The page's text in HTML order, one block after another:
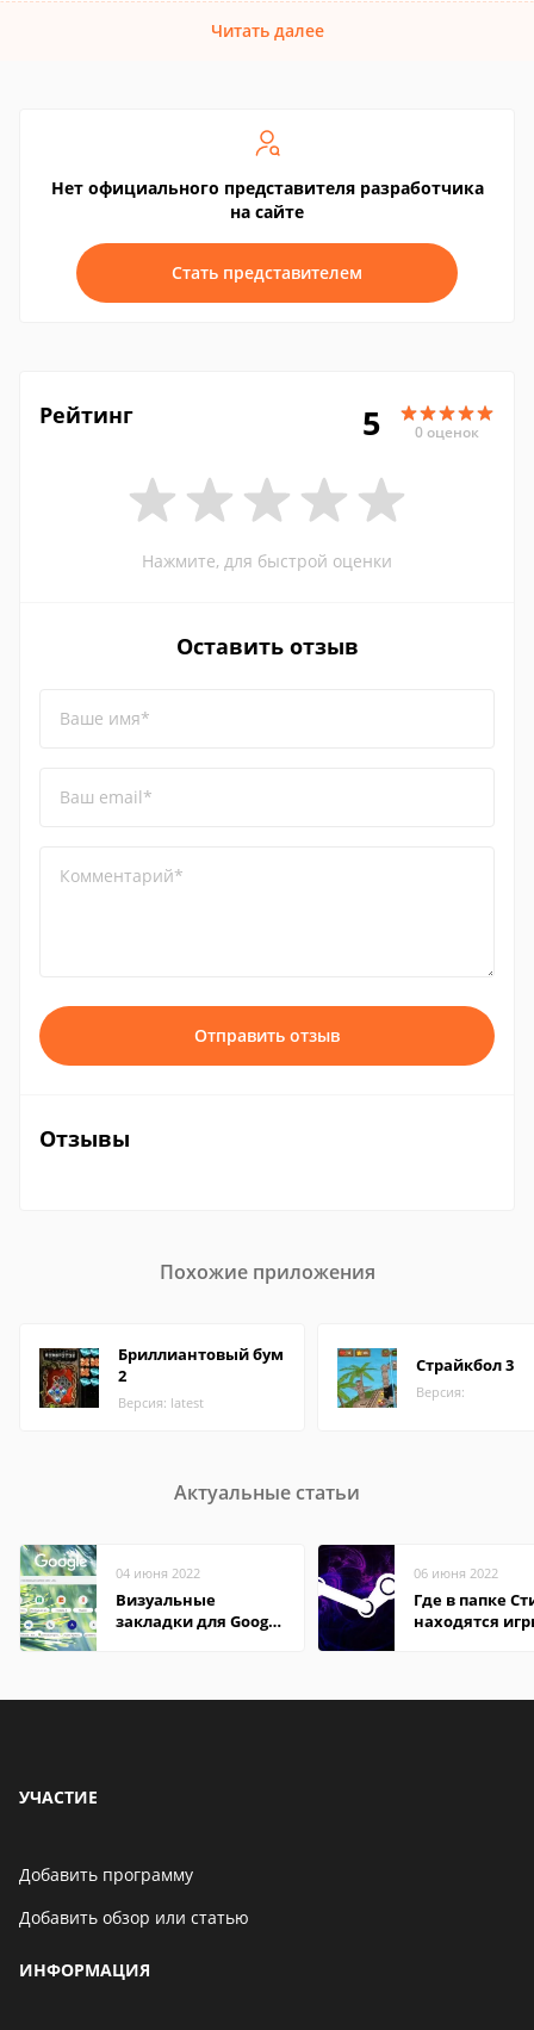
Читать далее
Нет официального представителя разработчика
на сайте
Стать представителем
Рейтинг 5 0 оценок
Нажмите, для быстрой оценки
Оставить отзыв
Ваше имя*
Ваш email*
Комментарий*
Отправить отзыв
Отзывы
Похожие приложения
Бриллиантовый бум
2
Версия: latest
Страйкбол 3
Версия:
Актуальные статьи
04 июня 2022
Визуальные
закладки для Google
06 июня 2022
Где в папке
находятся
УЧАСТИЕ
Добавить программу
Добавить обзор или статью
ИНФОРМАЦИЯ